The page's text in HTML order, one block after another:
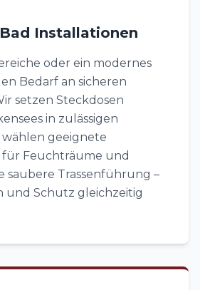
Installationen
oder ein modernes
Bedarf an sicheren
setzen Steckdosen
in zulässigen
geeignete
Feuchträume und
saubere Trassenführung –
und Schutz gleichzeitig